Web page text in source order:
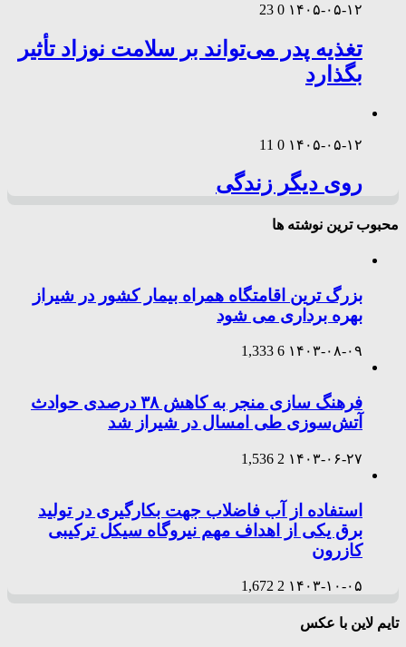
۱۴۰۵-۰۵-۱۲ 0
23
تغذیه پدر می‌تواند بر سلامت نوزاد تأثیر
بگذارد
۱۴۰۵-۰۵-۱۲ 0
11
روی دیگر زندگی
محبوب ترین نوشته ها
بزرگ ترین اقامتگاه همراه بیمار کشور در شیراز
بهره برداری می شود
۱۴۰۳-۰۸-۰۹ 6
1,333
فرهنگ سازی منجر به کاهش ۳۸ درصدی حوادث
آتش‌سوزی طی امسال در شیراز شد
۱۴۰۳-۰۶-۲۷ 2
1,536
استفاده از آب فاضلاب جهت بکارگیری در تولید
برق یکی از اهداف مهم نیروگاه سیکل ترکیبی
کازرون
۱۴۰۳-۱۰-۰۵ 2
1,672
تایم لاین با عکس